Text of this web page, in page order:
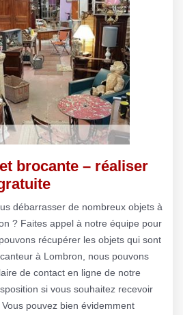
brocante – réaliser
débarrasser de nombreux objets à
? Faites appel à notre équipe pour
récupérer les objets qui sont
à Lombron, nous pouvons
de contact en ligne de notre
si vous souhaitez recevoir
pouvez bien évidemment